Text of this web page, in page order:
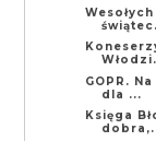
GOPR.
dla ...
Księga